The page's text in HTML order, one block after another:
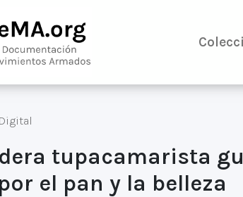
tupacamarista
el pan y la belleza